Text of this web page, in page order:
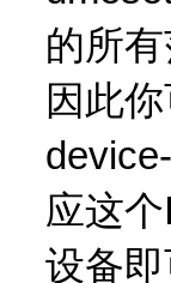
的所
因此
应这
设备